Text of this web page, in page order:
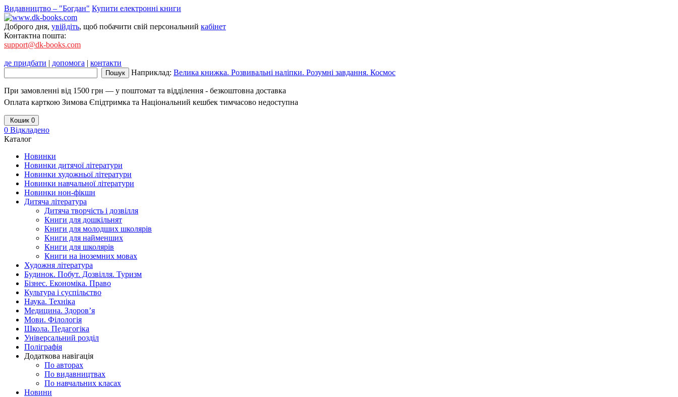
Видавництво – "Богдан" Купити електронні книги
Доброго дня, увійдіть, щоб побачити свій персональний кабінет
Контактна пошта:
support@dk-books.com
де придбати | допомога | контакти
Наприклад: Велика книжка. Розвивальні наліпки. Розумні завдання. Космос
При замовленні від 1500 грн — у поштомат та відділення - безкоштовна доставка
Оплата карткою Зимова Єпідтримка та Національний кешбек тимчасово недоступна
Кошик 0
0 Відкладено
Каталог
Новинки
Новинки дитячої літератури
Новинки художньої літератури
Новинки навчальної літератури
Новинки нон-фікшн
Дитяча література
Дитяча творчість і дозвілля
Книги для дошкільнят
Книги для молодших школярів
Книги для найменших
Книги для школярів
Книги на іноземних мовах
Художня література
Будинок. Побут. Дозвілля. Туризм
Бізнес. Економіка. Право
Культура і суспільство
Наука. Техніка
Медицина. Здоров’я
Мови. Філологія
Школа. Педагогіка
Універсальний розділ
Поліграфія
Додаткова навігація
По авторах
По видавництвах
По навчальних класах
Новини